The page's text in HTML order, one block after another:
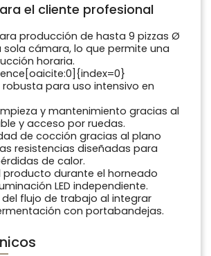
el cliente profesional
producción de hasta 9 pizzas Ø
sola cámara, lo que permite una
horaria.
para uso intensivo en
y mantenimiento gracias al
y acceso por ruedas.
de cocción gracias al plano
resistencias diseñadas para
de calor.
producto durante el horneado
LED independiente.
flujo de trabajo al integrar
con portabandejas.